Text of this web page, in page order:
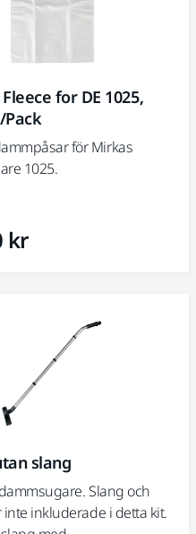
for DE 1025,
Pack
för Mirkas
1025.
kr
slang
Slang och
inkluderade i detta kit.